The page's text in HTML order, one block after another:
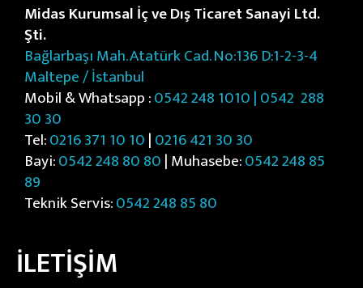
Midas Kurumsal İç ve Dış Ticaret Sanayi Ltd.
Şti.
Bağlarbaşı Mah. Atatürk Cad. No:136 D:1-2-3-4
Maltepe / İstanbul
Mobil & Whatsapp :0542 248 1010 | 0542 288
30 30
Tel:0216 371 10 10|0216 421 30 30
Bayi:0542 248 80 80| Muhasebe:0542 248 85
89
Teknik Servis:0542 248 85 80
İLETİŞİM